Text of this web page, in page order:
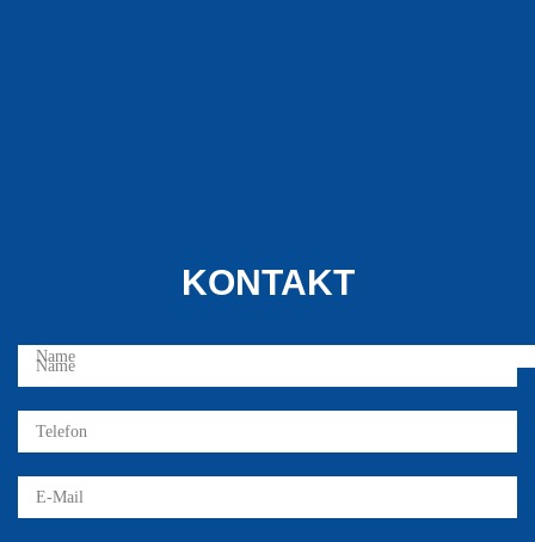
KONTAKT